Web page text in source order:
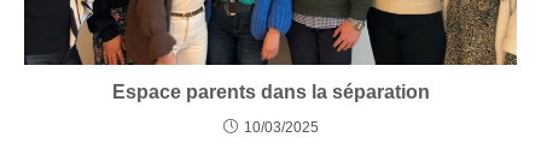
Espace parents dans la séparation
10/03/2025